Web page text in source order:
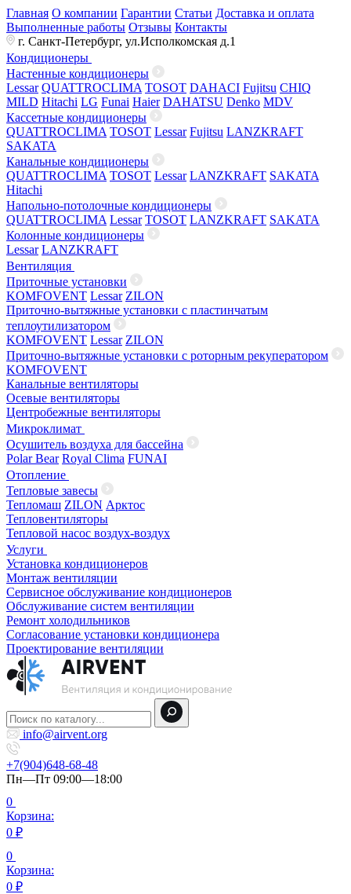
Главная О компании Гарантии Статьи Доставка и оплата
Выполненные работы Отзывы Контакты
г. Санкт-Петербург, ул.Исполкомская д.1
Кондиционеры
Настенные кондиционеры
Lessar QUATTROCLIMA TOSOT DAHACI Fujitsu CHIQ
MILD Hitachi LG Funai Haier DAHATSU Denko MDV
Кассетные кондиционеры
QUATTROCLIMA TOSOT Lessar Fujitsu LANZKRAFT
SAKATA
Канальные кондиционеры
QUATTROCLIMA TOSOT Lessar LANZKRAFT SAKATA
Hitachi
Напольно-потолочные кондиционеры
QUATTROCLIMA Lessar TOSOT LANZKRAFT SAKATA
Колонные кондиционеры
Lessar LANZKRAFT
Вентиляция
Приточные установки
KOMFOVENT Lessar ZILON
Приточно-вытяжные установки с пластинчатым
теплоутилизатором
KOMFOVENT Lessar ZILON
Приточно-вытяжные установки с роторным рекуператором
KOMFOVENT
Канальные вентиляторы
Осевые вентиляторы
Центробежные вентиляторы
Микроклимат
Осушитель воздуха для бассейна
Polar Bear Royal Clima FUNAI
Отопление
Тепловые завесы
Тепломаш ZILON Арктос
Тепловентиляторы
Тепловой насос воздух-воздух
Услуги
Установка кондиционеров
Монтаж вентиляции
Сервисное обслуживание кондиционеров
Обслуживание систем вентиляции
Ремонт холодильников
Согласование установки кондиционера
Проектирование вентиляции
info@airvent.org
+7(904)648-68-48
Пн—Пт 09:00—18:00
0
Корзина:
0 ₽
0
Корзина:
0 ₽